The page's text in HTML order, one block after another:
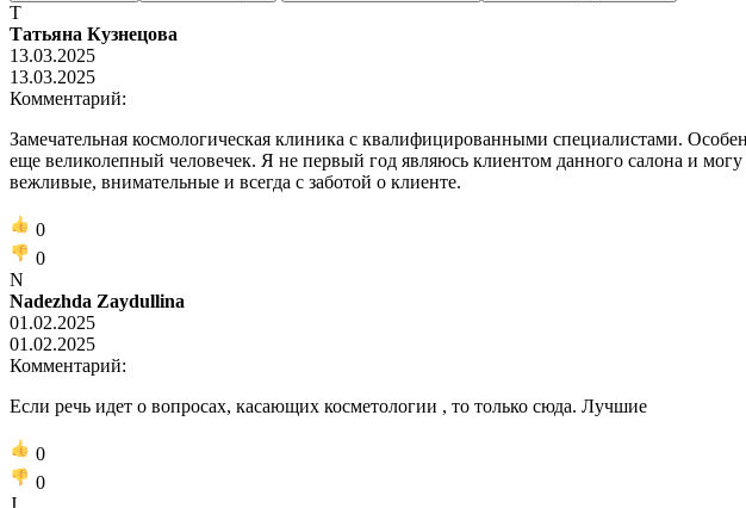
Т
Татьяна Кузнецова
13.03.2025
13.03.2025
Комментарий:
Замечательная космологическая клиника с квалифицированными специалистами.
еще великолепный человечек. Я не первый год являюсь клиентом данного салона и
вежливые, внимательные и всегда с заботой о клиенте.
0
0
N
Nadezhda Zaydullina
01.02.2025
01.02.2025
Комментарий:
Если речь идет о вопросах, касающих косметологии , то только сюда. Лучшие
0
0
J